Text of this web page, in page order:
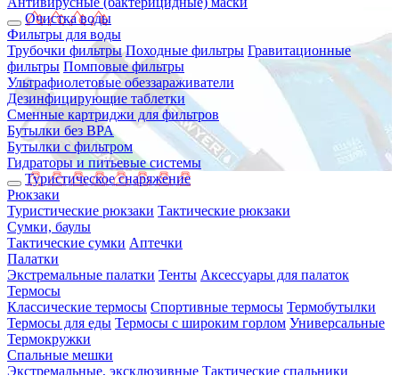
Очистка воды
Фильтры для воды
Трубочки фильтры Походные фильтры Гравитационные
фильтры Помповые фильтры
Ультрафиолетовые обеззараживатели
Дезинфицирующие таблетки
Сменные картриджи для фильтров
Бутылки без BPA
Бутылки с фильтром
Гидраторы и питьевые системы
Туристическое снаряжение
Рюкзаки
Туристические рюкзаки Тактические рюкзаки
Сумки, баулы
Тактические сумки Аптечки
Палатки
Экстремальные палатки Тенты Аксессуары для палаток
Термосы
Классические термосы Спортивные термосы Термобутылки
Термосы для еды Термосы с широким горлом Универсальные
Термокружки
Спальные мешки
Экстремальные, эксклюзивные Тактические спальники